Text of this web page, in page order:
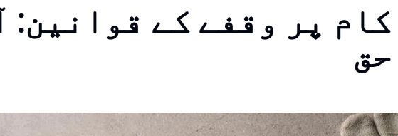
کام پر وقفے کے قوانین:
حق